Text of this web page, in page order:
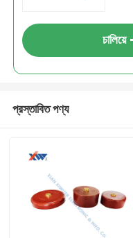
চালিয়ে
প্রস্তাবিত পণ্য